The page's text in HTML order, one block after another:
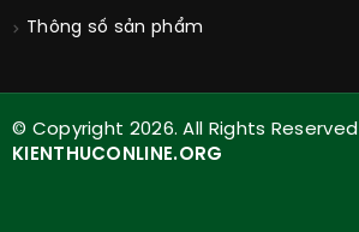
Thông số sản phẩm
© Copyright 2026. All Rights
KIENTHUCONLINE.ORG